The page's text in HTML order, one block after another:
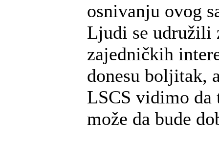
osnivanju ovog
Ljudi se udružili
zajedničkih
donesu boljitak,
LSCS vidimo da
može da bude